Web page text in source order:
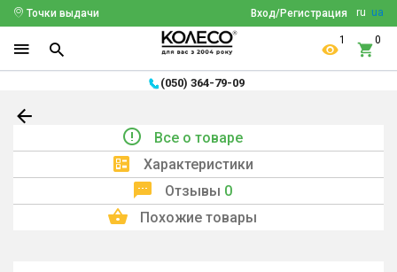
ru ua
Вход/Регистрация
Точки выдачи
1 0
(050) 364-79-09
Все о товаре
Характеристики
Отзывы 0
Похожие товары